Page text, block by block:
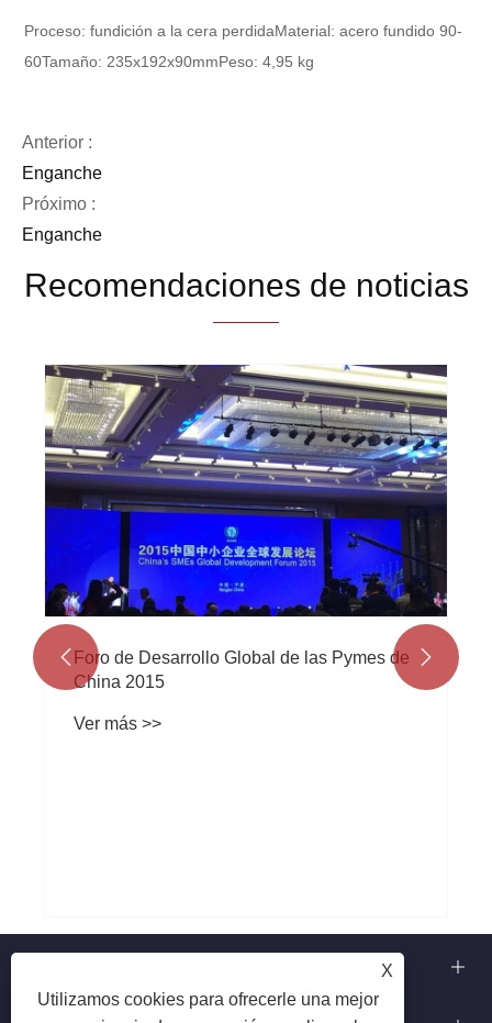
Proceso: fundición a la cera perdidaMaterial: acero fundido 90-
60Tamaño: 235x192x90mmPeso: 4,95 kg
Anterior :
Enganche
Próximo :
Enganche
Recomendaciones de noticias
Foro de Desarrollo Global de las Pymes de
China 2015
Ver más >>
 
X
Utilizamos cookies para ofrecerle una mejor